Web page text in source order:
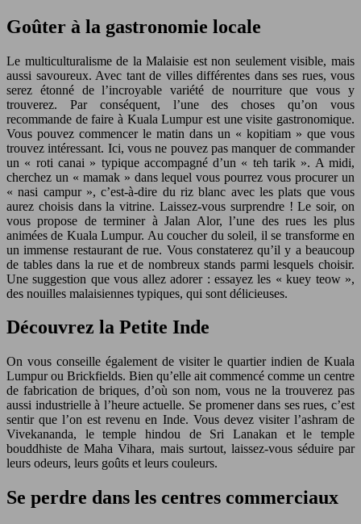
Goûter à la gastronomie locale
Le multiculturalisme de la Malaisie est non seulement visible, mais
aussi savoureux. Avec tant de villes différentes dans ses rues, vous
serez étonné de l’incroyable variété de nourriture que vous y
trouverez. Par conséquent, l’une des choses qu’on vous
recommande de faire à Kuala Lumpur est une visite gastronomique.
Vous pouvez commencer le matin dans un « kopitiam » que vous
trouvez intéressant. Ici, vous ne pouvez pas manquer de commander
un « roti canai » typique accompagné d’un « teh tarik ». A midi,
cherchez un « mamak » dans lequel vous pourrez vous procurer un
« nasi campur », c’est-à-dire du riz blanc avec les plats que vous
aurez choisis dans la vitrine. Laissez-vous surprendre ! Le soir, on
vous propose de terminer à Jalan Alor, l’une des rues les plus
animées de Kuala Lumpur. Au coucher du soleil, il se transforme en
un immense restaurant de rue. Vous constaterez qu’il y a beaucoup
de tables dans la rue et de nombreux stands parmi lesquels choisir.
Une suggestion que vous allez adorer : essayez les « kuey teow »,
des nouilles malaisiennes typiques, qui sont délicieuses.
Découvrez la Petite Inde
On vous conseille également de visiter le quartier indien de Kuala
Lumpur ou Brickfields. Bien qu’elle ait commencé comme un centre
de fabrication de briques, d’où son nom, vous ne la trouverez pas
aussi industrielle à l’heure actuelle. Se promener dans ses rues, c’est
sentir que l’on est revenu en Inde. Vous devez visiter l’ashram de
Vivekananda, le temple hindou de Sri Lanakan et le temple
bouddhiste de Maha Vihara, mais surtout, laissez-vous séduire par
leurs odeurs, leurs goûts et leurs couleurs.
Se perdre dans les centres commerciaux